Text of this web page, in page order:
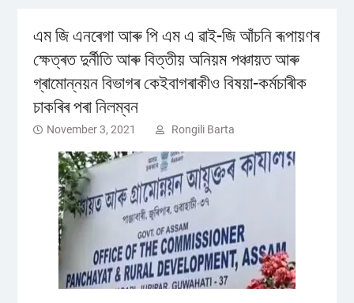
এম জি এনৰেগা আৰু পি এম এ ৱাই-জি আঁচনি ৰূপায়ণৰ
ক্ষেত্ৰত দুর্নীতি আৰু বিত্তীয় অনিয়ম পঞ্চায়ত আৰু
গ্ৰামোন্নয়ন বিভাগৰ কেইবাগৰাকীও বিষয়া-কৰ্মচাৰীক
চাকৰিৰ পৰা নিলম্বন
November 3, 2021 Rongili Barta